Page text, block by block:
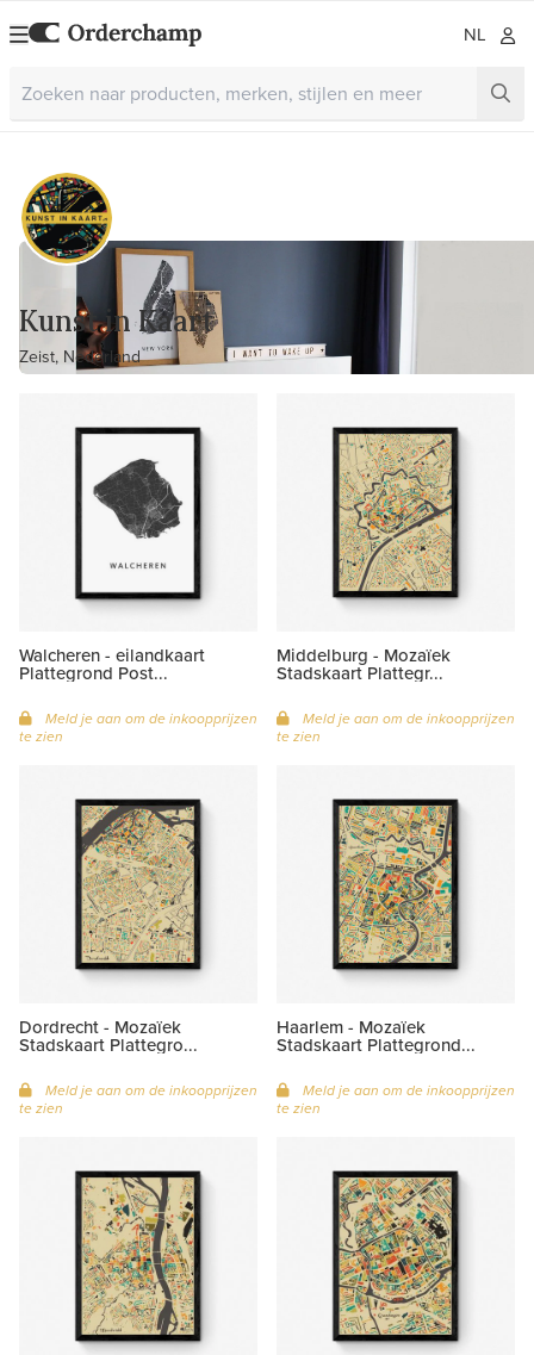
NL
Kunst in Kaart
Zeist, Nederland
Walcheren - eilandkaart
Plattegrond Post...
Meld je aan om de inkoopprijzen
te zien
Middelburg - Mozaïek
Stadskaart Plattegr...
Meld je aan om de inkoopprijzen
te zien
Dordrecht - Mozaïek
Stadskaart Plattegro...
Meld je aan om de inkoopprijzen
te zien
Haarlem - Mozaïek
Stadskaart Plattegrond...
Meld je aan om de inkoopprijzen
te zien